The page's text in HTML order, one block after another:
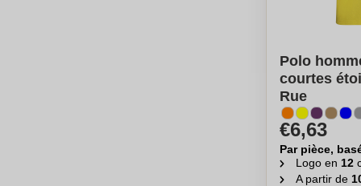
Polo
courtes
Rue
€6,63
Par pièce,
Logo en 12
A partir de